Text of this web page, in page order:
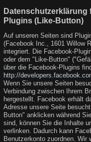
Datenschutzerklärung
Plugins (Like-Button)
Auf unseren Seiten sind
(Facebook Inc., 1601 Willow
integriert. Die Facebook-
oder dem "Like-Button"
über die Facebook-Plugins
http://
Wenn Sie unsere Seiten
Verbindung zwischen Ihrem
hergestellt. Facebook erhält
Adresse unsere Seite
Button" anklicken während
sind, können Sie die Inhalte
verlinken. Dadurch kann
Benutzerkonto zuordnen. Wir